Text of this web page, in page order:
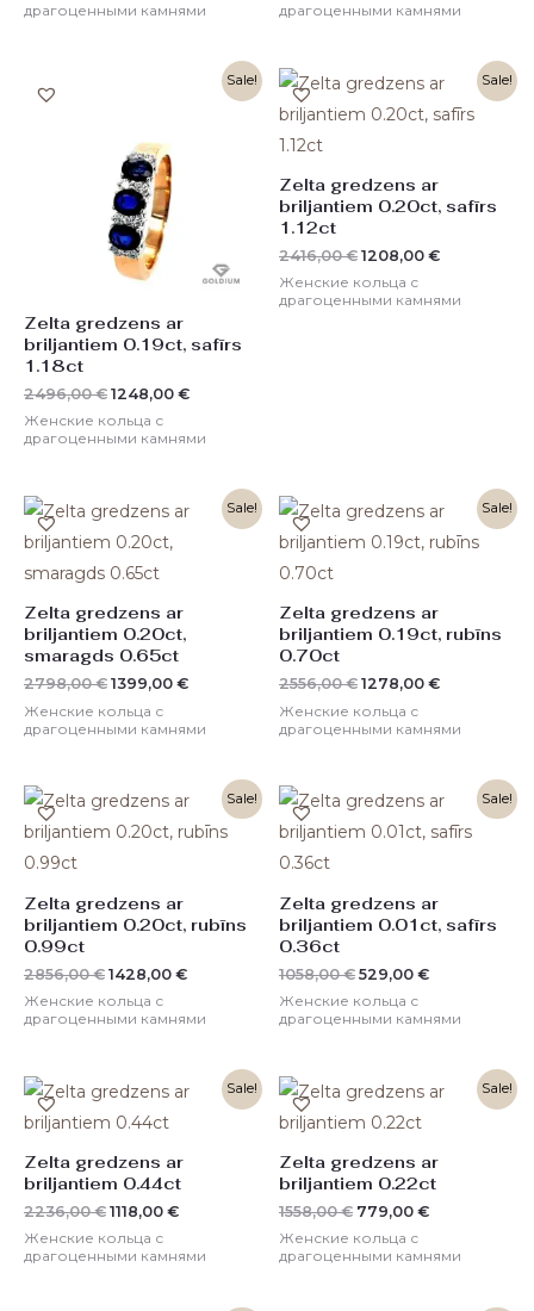
драгоценными камнями
драгоценными камнями
Sale!
Zelta gredzens ar
briljantiem 0.19ct, safīrs
1.18ct
2496,00€
Первоначальная
1248,00 €
Текущая
цена:
Женские кольца с
драгоценными камнями
Sale!
Zelta gredzens ar
briljantiem 0.20ct, safīrs
1.12ct
2416,00€
Первоначальная
цена
составляла
1208,00 €
Текущая
цена:
1208,00 €.
Женские кольца с
драгоценными камнями
Sale!
Zelta gredzens ar
briljantiem 0.20ct,
smaragds 0.65ct
2798,00€
Первоначальная
цена
составляла
1399,00 €
Текущая
цена:
Женские кольца с
драгоценными камнями
Sale!
Zelta gredzens ar
briljantiem 0.19ct, rubīns
0.70ct
2556,00€
Первоначальная
цена
составляла
1278,00 €
Текущая
цена:
1278,00 €.
Женские кольца с
драгоценными камнями
Sale!
Zelta gredzens ar
briljantiem 0.20ct, rubīns
0.99ct
2856,00€
Первоначальная
цена
составляла
1428,00 €
Текущая
цена:
1428,00 €.
Женские кольца с
драгоценными камнями
Sale!
Zelta gredzens ar
briljantiem 0.01ct, safīrs
0.36ct
1058,00€
Первоначальная
цена
составляла
529,00 €
Текущая
цена:
529,00 €.
Женские кольца с
драгоценными камнями
Sale!
Zelta gredzens ar
briljantiem 0.44ct
2236,00€
Первоначальная
цена
составляла
1118,00 €
Текущая
цена:
Женские кольца с
драгоценными камнями
Sale!
Zelta gredzens ar
briljantiem 0.22ct
1558,00€
Первоначальная
цена
составляла
779,00 €
Текущая
цена:
Женские кольца с
драгоценными камнями